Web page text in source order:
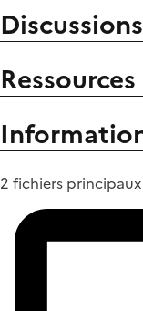
Discussions
2 fichiers principaux